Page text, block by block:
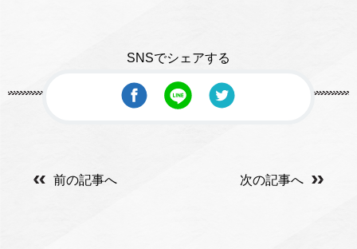
SNSでシェアする
前の記事へ 次の記事へ